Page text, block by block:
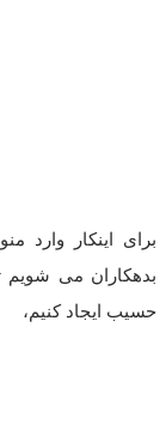
برای اینکار وارد
بدهکاران می شویم
حسیب ایجاد کنیم،